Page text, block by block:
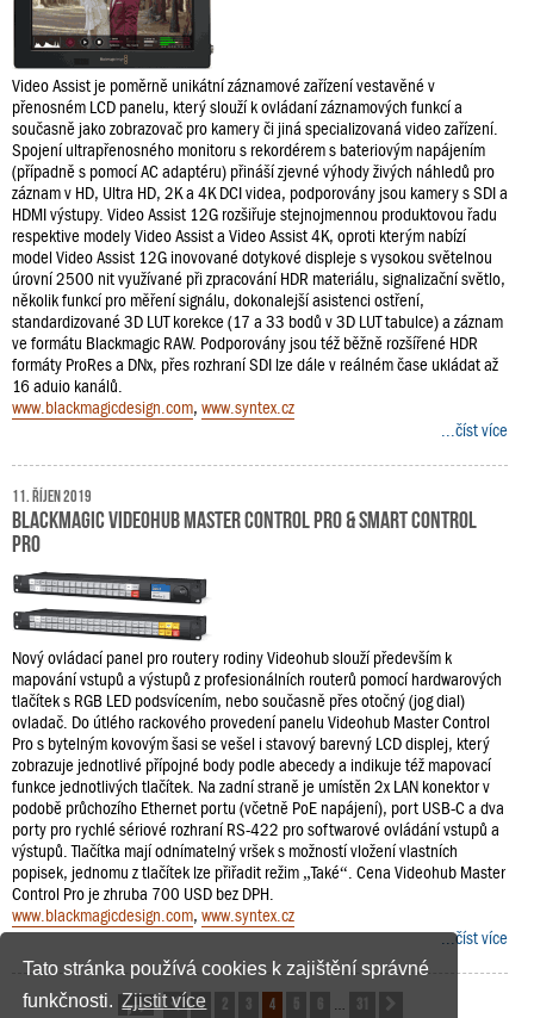
Tato stránka používá cookies k zajištění správné
funkčnosti.Zjistit více
Video Assist je poměrně unikátní záznamové zařízení vestavěné v
přenosném LCD panelu, který slouží k ovládaní záznamových funkcí a
současně jako zobrazovač pro kamery či jiná specializovaná video zařízení.
Spojení ultrapřenosného monitoru s rekordérem s bateriovým napájením
(případně s pomocí AC adaptéru) přináší zjevné výhody živých náhledů pro
záznam v HD, Ultra HD, 2K a 4K DCI videa, podporovány jsou kamery s SDI a
HDMI výstupy. Video Assist 12G rozšiřuje stejnojmennou produktovou řadu
respektive modely Video Assist a Video Assist 4K, oproti kterým nabízí
model Video Assist 12G inovované dotykové displeje s vysokou světelnou
úrovní 2500 nit využívané při zpracování HDR materiálu, signalizační světlo,
několik funkcí pro měření signálu, dokonalejší asistenci ostření,
standardizované 3D LUT korekce (17 a 33 bodů v 3D LUT tabulce) a záznam
ve formátu Blackmagic RAW. Podporovány jsou též běžně rozšířené HDR
formáty ProRes a DNx, přes rozhraní SDI lze dále v reálném čase ukládat až
16 aduio kanálů.
www.blackmagicdesign.com, www.syntex.cz
...číst více
11. říjen 2019
Blackmagic Videohub Master Control Pro & Smart Control
Pro
Nový ovládací panel pro routery rodiny Videohub slouží především k
mapování vstupů a výstupů z profesionálních routerů pomocí hardwarových
tlačítek s RGB LED podsvícením, nebo současně přes otočný (jog dial)
ovladač. Do útlého rackového provedení panelu Videohub Master Control
Pro s bytelným kovovým šasi se vešel i stavový barevný LCD displej, který
zobrazuje jednotlivé přípojné body podle abecedy a indikuje též mapovací
funkce jednotlivých tlačítek. Na zadní straně je umístěn 2x LAN konektor v
podobě průchozího Ethernet portu (včetně PoE napájení), port USB-C a dva
porty pro rychlé sériové rozhraní RS-422 pro softwarové ovládání vstupů a
výstupů. Tlačítka mají odnímatelný vršek s možností vložení vlastních
popisek, jednomu z tlačítek lze přiřadit režim „Také“. Cena Videohub Master
Control Pro je zhruba 700 USD bez DPH.
www.blackmagicdesign.com, www.syntex.cz
...číst více
Stránka4z
Předchozí
1 2 3 4 31